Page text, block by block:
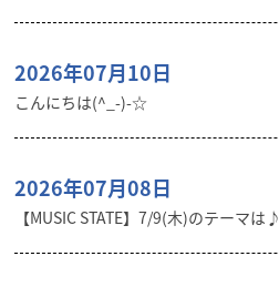
2026年07月10日
こんにちは(^_-)-☆
2026年07月08日
【MUSIC STATE】7/9(木)のテーマは♪